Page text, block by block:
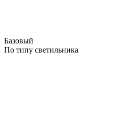
Базовый
По типу светильника